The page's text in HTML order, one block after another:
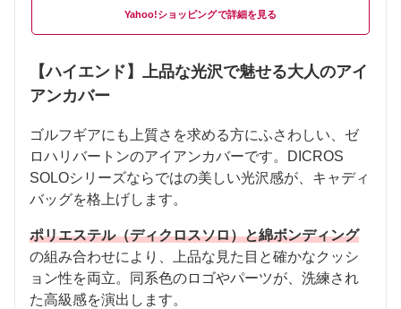
Yahoo!ショッピング
【ハイエンド】上品な光沢で魅せる大人のアイ
アンカバー
ゴルフギアにも上質さを求める方にふさわしい、ゼ
ロハリバートンのアイアンカバーです。DICROS
SOLOシリーズならではの美しい光沢感が、キャディ
バッグを格上げします。
ポリエステル（ディクロスソロ）と綿ボンディング
の組み合わせにより、上品な見た目と確かなクッシ
ョン性を両立。同系色のロゴやパーツが、洗練され
た高級感を演出します。